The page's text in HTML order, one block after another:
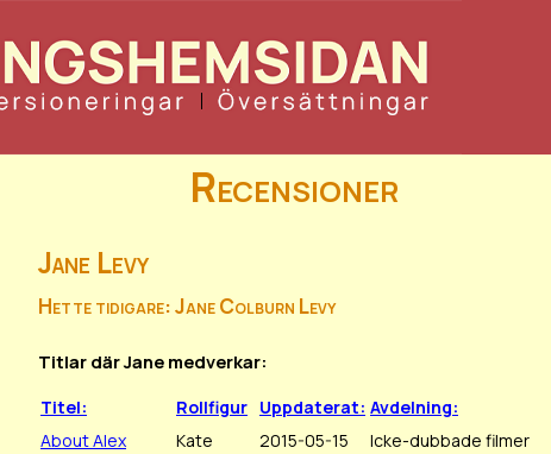
Recensioner
Jane Levy
Hette tidigare: Jane Colburn Levy
Titlar där Jane medverkar:
Titel: Rollfigur Uppdaterat: Avdelning:
About Alex
Kate 2015-05-15
Icke-dubbade filmer